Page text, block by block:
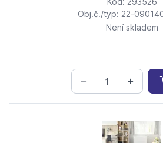
Obj.č./typ: 22-
Není skladem